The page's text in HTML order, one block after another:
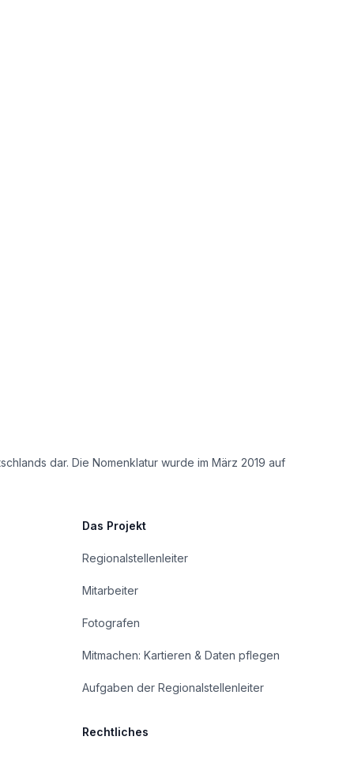
dar. Die Nomenklatur wurde im März 2019 auf
Das Projekt
Regionalstellenleiter
Mitarbeiter
Fotografen
Mitmachen: Kartieren & Daten pflegen
Aufgaben der Regionalstellenleiter
Rechtliches